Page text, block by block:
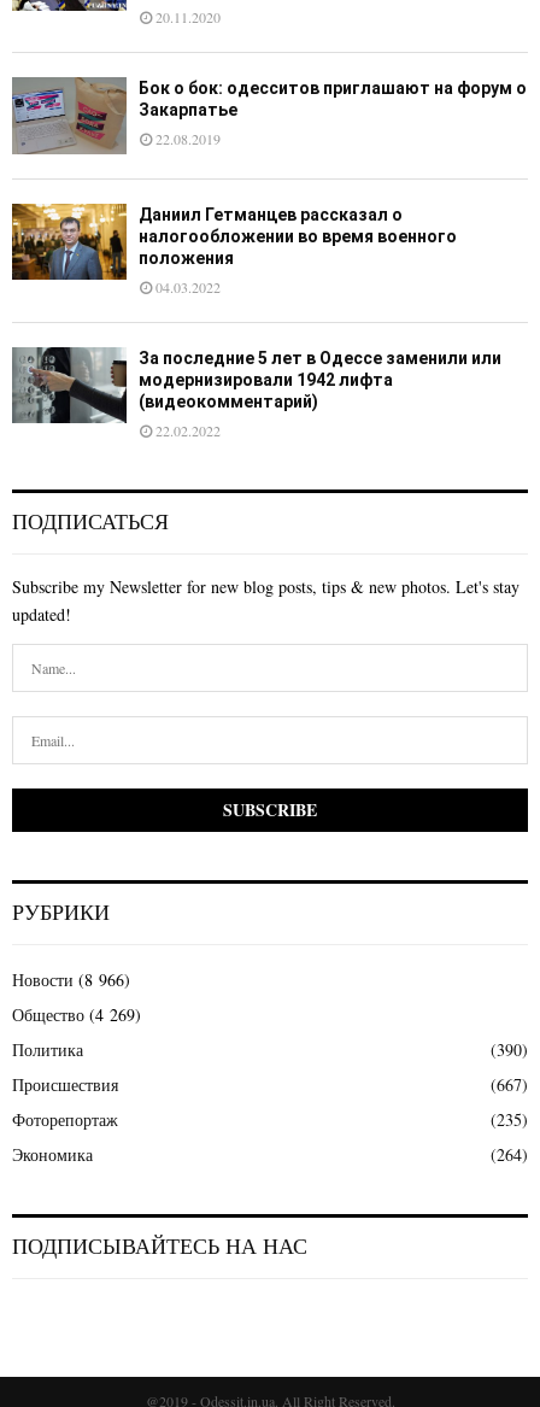
20.11.2020
Бок о бок: одесситов приглашают на форум о
Закарпатье
22.08.2019
Даниил Гетманцев рассказал о
налогообложении во время военного
положения
04.03.2022
За последние 5 лет в Одессе заменили или
модернизировали 1942 лифта
(видеокомментарий)
22.02.2022
ПОДПИСАТЬСЯ
Subscribe my Newsletter for new blog posts, tips & new photos. Let's stay
updated!
РУБРИКИ
Новости (8 966)
Общество (4 269)
Политика
(390)
Происшествия
(667)
Фоторепортаж
(235)
Экономика
(264)
ПОДПИСЫВАЙТЕСЬ НА НАС
@2019 - Odessit.in.ua. All Right Reserved.